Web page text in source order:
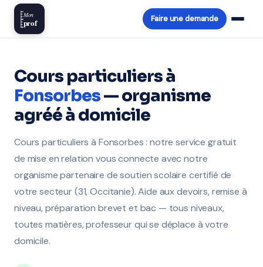
Mon
prof Faire une demande
Cours particuliers à
Fonsorbes— organisme
agréé à domicile
Cours particuliers à Fonsorbes : notre service gratuit
de mise en relation vous connecte avec notre
organisme partenaire de soutien scolaire certifié de
votre secteur (31, Occitanie). Aide aux devoirs, remise à
niveau, préparation brevet et bac — tous niveaux,
toutes matières, professeur qui se déplace à votre
domicile.